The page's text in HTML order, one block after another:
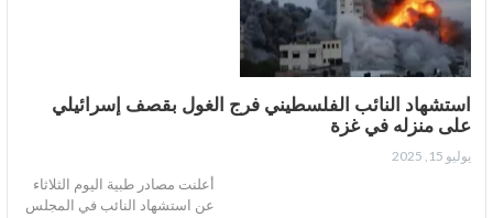
استشهاد النائب الفلسطيني فرج الغول بقصف إسرائيلي
على منزله في غزة
يوليو 15, 2025
أعلنت مصادر طبية اليوم الثلاثاء
عن استشهاد النائب في المجلس